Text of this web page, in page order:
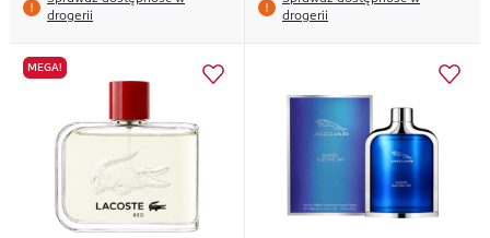
drogerii
drogerii
MEGA!